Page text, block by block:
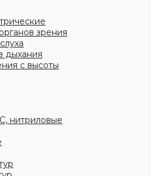
зрения
дыхания
с высоты
нитриловые